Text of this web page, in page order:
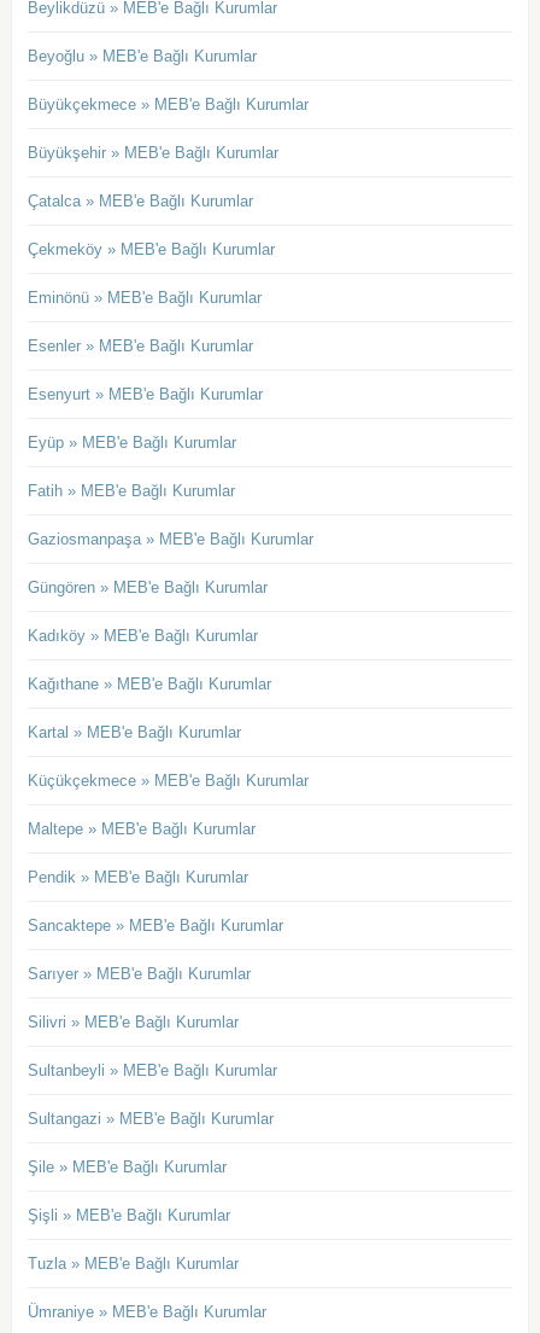
Beylikdüzü » MEB'e Bağlı Kurumlar
Beyoğlu » MEB'e Bağlı Kurumlar
Büyükçekmece » MEB'e Bağlı Kurumlar
Büyükşehir » MEB'e Bağlı Kurumlar
Çatalca » MEB'e Bağlı Kurumlar
Çekmeköy » MEB'e Bağlı Kurumlar
Eminönü » MEB'e Bağlı Kurumlar
Esenler » MEB'e Bağlı Kurumlar
Esenyurt » MEB'e Bağlı Kurumlar
Eyüp » MEB'e Bağlı Kurumlar
Fatih » MEB'e Bağlı Kurumlar
Gaziosmanpaşa » MEB'e Bağlı Kurumlar
Güngören » MEB'e Bağlı Kurumlar
Kadıköy » MEB'e Bağlı Kurumlar
Kağıthane » MEB'e Bağlı Kurumlar
Kartal » MEB'e Bağlı Kurumlar
Küçükçekmece » MEB'e Bağlı Kurumlar
Maltepe » MEB'e Bağlı Kurumlar
Pendik » MEB'e Bağlı Kurumlar
Sancaktepe » MEB'e Bağlı Kurumlar
Sarıyer » MEB'e Bağlı Kurumlar
Silivri » MEB'e Bağlı Kurumlar
Sultanbeyli » MEB'e Bağlı Kurumlar
Sultangazi » MEB'e Bağlı Kurumlar
Şile » MEB'e Bağlı Kurumlar
Şişli » MEB'e Bağlı Kurumlar
Tuzla » MEB'e Bağlı Kurumlar
Ümraniye » MEB'e Bağlı Kurumlar